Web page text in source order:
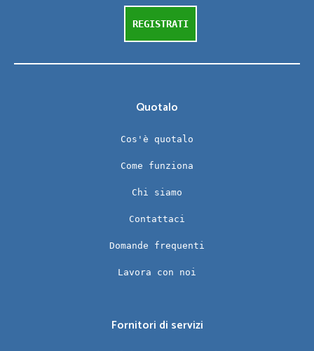
REGISTRATI
Quotalo
Cos'è quotalo
Come funziona
Chi siamo
Contattaci
Domande frequenti
Lavora con noi
Fornitori di servizi